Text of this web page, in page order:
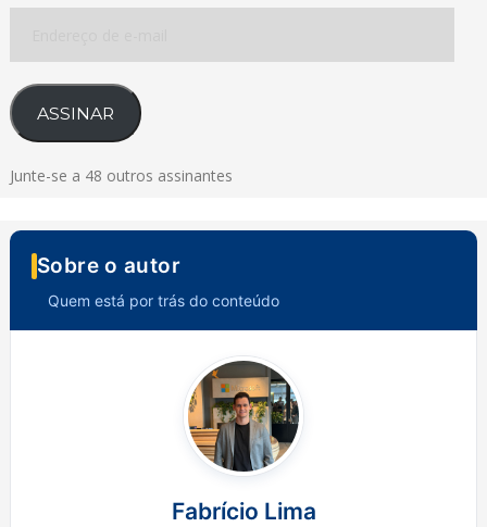
e-
mail
ASSINAR
Junte-se a 48 outros assinantes
Sobre o autor
Quem está por trás do conteúdo
Fabrício Lima